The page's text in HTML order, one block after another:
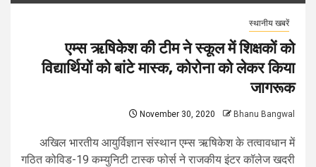
स्थानीय खबरें
एम्स ऋषिकेश की टीम ने स्कूल में शिक्षकों को
विद्यार्थियों को बांटे मास्क, कोरोना को लेकर किया
जागरूक
November 30, 2020 Bhanu Bangwal
अखिल भारतीय आयुर्विज्ञान संस्थान एम्स ऋषिकेश के तत्वावधान में
गठित कोविड-19 कम्युनिटी टास्क फोर्स ने राजकीय इंटर कॉलेज खदरी